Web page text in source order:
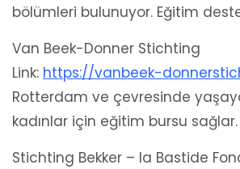
bölümleri bulunuyor. Eğitim
Van Beek-Donner Stichting
Link: https://vanbeek-
Rotterdam ve çevresinde
kadınlar için eğitim bursu sağlar.
Stichting Bekker – la Bastide